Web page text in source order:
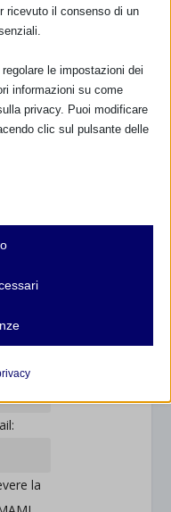
E
dati:
la
ricevuto il consenso di un
le impostazioni dei
informazioni su come
privacy. Puoi modificare
clic sul pulsante delle
funzioni di base e sono
secondo il GDPR.
domini e i servizi che non
o che non sono stati